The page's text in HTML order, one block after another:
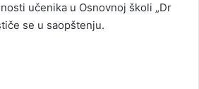
učenika u Osnovnoj školi „Dr
se u saopštenju.